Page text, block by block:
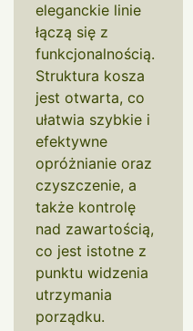
eleganckie linie
łączą się z
funkcjonalnością.
Struktura kosza
jest otwarta, co
ułatwia szybkie i
efektywne
opróżnianie oraz
czyszczenie, a
także kontrolę
nad zawartością,
co jest istotne z
punktu widzenia
utrzymania
porządku.